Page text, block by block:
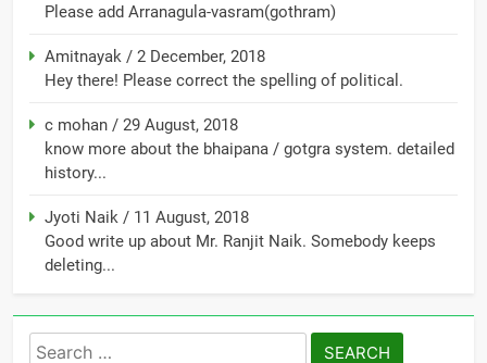
Please add Arranagula-vasram(gothram)
Amitnayak / 2 December, 2018
Hey there! Please correct the spelling of political.
c mohan / 29 August, 2018
know more about the bhaipana / gotgra system. detailed
history...
Jyoti Naik / 11 August, 2018
Good write up about Mr. Ranjit Naik. Somebody keeps
deleting...
Search